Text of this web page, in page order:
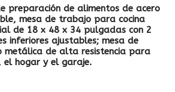
preparación de alimentos de acero
mesa de trabajo para cocina
de 18 x 48 x 34 pulgadas con 2
inferiores ajustables; mesa de
metálica de alta resistencia para
el hogar y el garaje.